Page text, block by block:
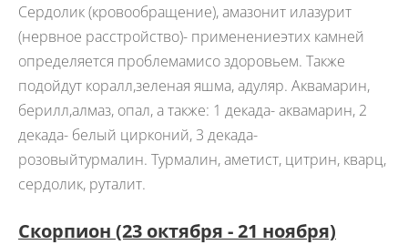
Сердолик (кровообращение), амазонит илазурит
(нервное расстройство)- применениеэтих камней
определяется проблемамисо здоровьем. Также
подойдут коралл,зеленая яшма, адуляр. Аквамарин,
берилл,алмаз, опал, а также: 1 декада- аквамарин, 2
декада- белый цирконий, 3 декада-
розовыйтурмалин. Турмалин, аметист, цитрин, кварц,
сердолик, руталит.
Скорпион (23 октября - 21 ноября)